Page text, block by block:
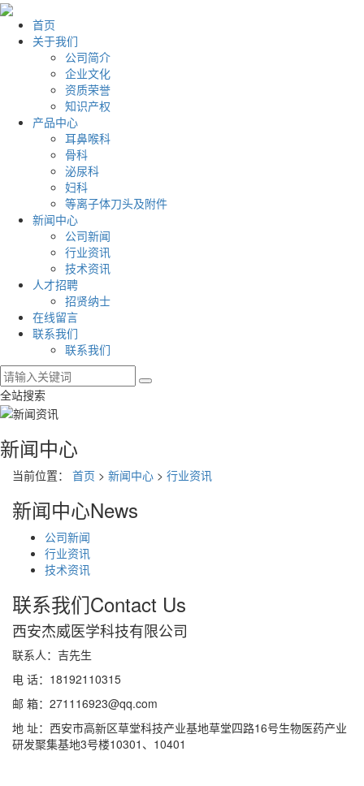
首页
关于我们
公司简介
企业文化
资质荣誉
知识产权
产品中心
耳鼻喉科
骨科
泌尿科
妇科
等离子体刀头及附件
新闻中心
公司新闻
行业资讯
技术资讯
人才招聘
招贤纳士
在线留言
联系我们
联系我们
全站搜索
新闻中心
当前位置： 首页 > 新闻中心 > 行业资讯
新闻中心News
公司新闻
行业资讯
技术资讯
联系我们Contact Us
西安杰威医学科技有限公司
联系人：吉先生
电 话：18192110315
邮 箱：271116923@qq.com
地 址：西安市高新区草堂科技产业基地草堂四路16号生物医药产业
研发聚集基地3号楼10301、10401